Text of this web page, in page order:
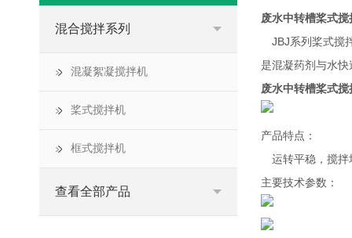
废水中转槽桨式搅
JBJ系列桨式搅
是混凝药剂与水
废水中转槽桨式搅
产品特点：
运转平稳，搅拌
主要技术参数：
混合搅拌系列
混凝絮凝搅拌机
桨式搅拌机
框式搅拌机
查看全部产品